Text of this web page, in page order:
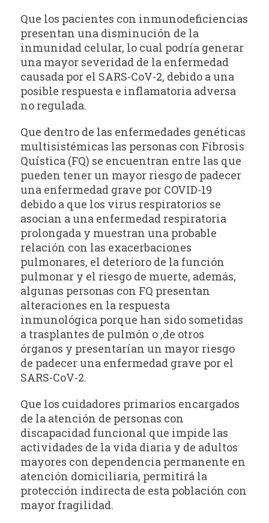
Que los pacientes con inmunodeficiencias
presentan una disminución de la
inmunidad celular, lo cual podría generar
una mayor severidad de la enfermedad
causada por el SARS-CoV-2, debido a una
posible respuesta e inflamatoria adversa
no regulada.
Que dentro de las enfermedades genéticas
multisistémicas las personas con Fibrosis
Quística (FQ) se encuentran entre las que
pueden tener un mayor riesgo de padecer
una enfermedad grave por COVID-19
debido a que los virus respiratorios se
asocian a una enfermedad respiratoria
prolongada y muestran una probable
relación con las exacerbaciones
pulmonares, el deterioro de la función
pulmonar y el riesgo de muerte, además,
algunas personas con FQ presentan
alteraciones en la respuesta
inmunológica porque han sido sometidas
a trasplantes de pulmón o ,de otros
órganos y presentarían un mayor riesgo
de padecer una enfermedad grave por el
SARS-CoV-2.
Que los cuidadores primarios encargados
de la atención de personas con
discapacidad funcional que impide las
actividades de la vida diaria y de adultos
mayores con dependencia permanente en
atención domiciliaria, permitirá la
protección indirecta de esta población con
mayor fragilidad.